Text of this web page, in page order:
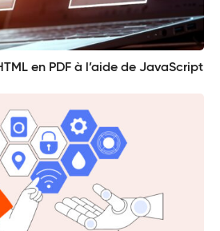
en PDF à l’aide de JavaScript